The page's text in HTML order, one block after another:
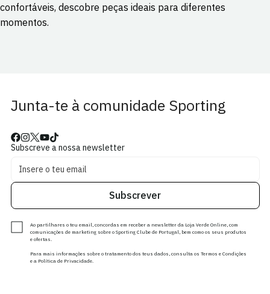
confortáveis, descobre peças ideais para diferentes
momentos.
Junta-te à comunidade Sporting
Subscreve a nossa newsletter
Subscrever
Ao partilhares o teu email, concordas em receber a newsletter da Loja Verde Online, com
comunicações de marketing sobre o Sporting Clube de Portugal, bem como os seus produtos
e ofertas.
Para mais informações sobre o tratamento dos teus dados, consulta os Termos e Condições
e a Política de Privacidade.